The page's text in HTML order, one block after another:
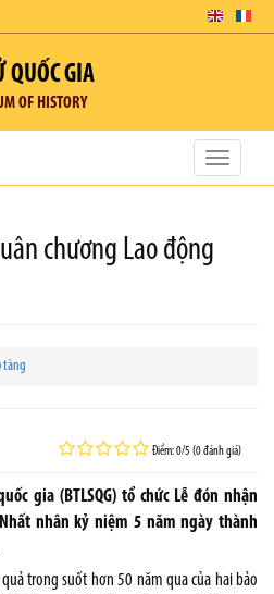
QUỐC GIA
OF HISTORY
Toggle
chương Lao động
tàng
Điểm: 0/5 (0 đánh giá)
gia (BTLSQG) tổ chức Lễ đón nhận
nhân kỷ niệm 5 năm ngày thành
trong suốt hơn 50 năm qua của hai bảo